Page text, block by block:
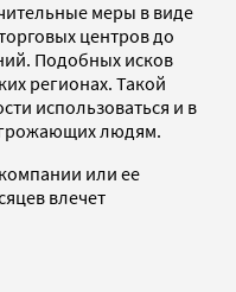
меры в виде
центров до
Подобных исков
регионах. Такой
использоваться и в
людям.
или ее
влечет